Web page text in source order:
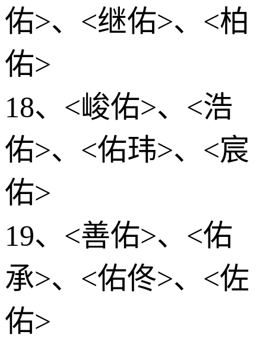
佑>、<继佑>、<柏
佑>
18、<峻佑>、<浩
佑>、<佑玮>、<宸
佑>
19、<善佑>、<佑
承>、<佑佟>、<佐
佑>